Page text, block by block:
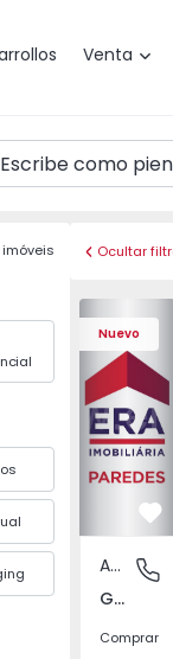
Venta
imóveis Ocultar
Nuevo
Gandra,
Apartamento
Gandra, Porto
Comprar